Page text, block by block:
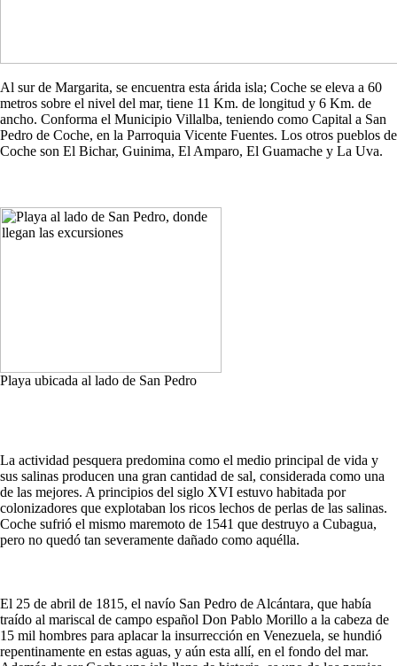
Al sur de Margarita, se encuentra esta árida isla; Coche se eleva a 60
metros sobre el nivel del mar, tiene 11 Km. de longitud y 6 Km. de
ancho. Conforma el Municipio Villalba, teniendo como Capital a San
Pedro de Coche, en la Parroquia Vicente Fuentes. Los otros pueblos de
Coche son El Bichar, Guinima, El Amparo, El Guamache y La Uva.
Playa ubicada al lado de San Pedro
La actividad pesquera predomina como el medio principal de vida y
sus salinas producen una gran cantidad de sal, considerada como una
de las mejores. A principios del siglo XVI estuvo habitada por
colonizadores que explotaban los ricos lechos de perlas de las salinas.
Coche sufrió el mismo maremoto de 1541 que destruyo a Cubagua,
pero no quedó tan severamente dañado como aquélla.
El 25 de abril de 1815, el navío San Pedro de Alcántara, que había
traído al mariscal de campo español Don Pablo Morillo a la cabeza de
15 mil hombres para aplacar la insurrección en Venezuela, se hundió
repentinamente en estas aguas, y aún esta allí, en el fondo del mar.